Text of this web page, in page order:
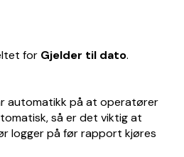
for Gjelder til dato.
automatikk på at operatører
så er det viktig at
logger på før rapport kjøres